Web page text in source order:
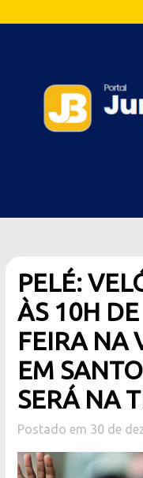
PELÉ:
ÀS 10H
FEIRA NA
EM
SERÁ NA
Postado em 30 de